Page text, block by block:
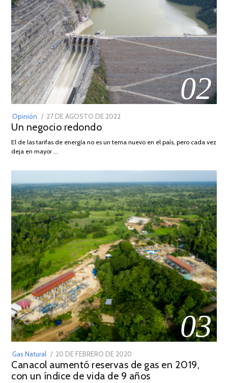
02
Opinión
POSTED
ON
27 DE AGOSTO DE 2022
DE
Un negocio redondo
El de las tarifas de energía no es un tema nuevo en el país, pero cada vez
deja en mayor …
03
Gas Natural
POSTED
ON
20 DE FEBRERO DE 2020
DE
JULIO
Canacol aumentó reservas de gas en 2019,
con un índice de vida de 9 años